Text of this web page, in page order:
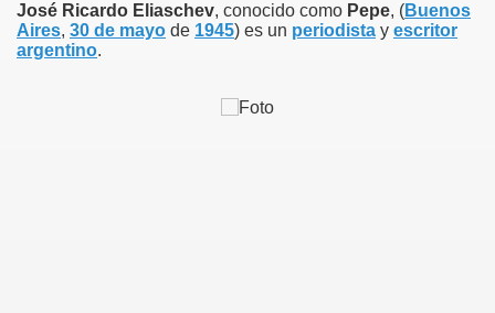
José Ricardo Eliaschev, conocido como Pepe, (Buenos
Aires, 30 de mayo de 1945) es un periodista y escritor
argentino.